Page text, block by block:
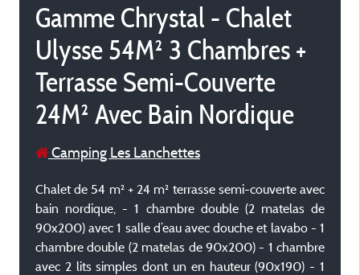
Gamme Chrystal - Chalet
Ulysse 54M² 3 Chambres +
Terrasse Semi-Couverte
24M² Avec Bain Nordique
Camping Les Lanchettes
Chalet de 54 m² + 24 m² terrasse semi-couverte avec
bain nordique, - 1 chambre double (2 matelas de
90x200) avec 1 salle d’eau avec douche et lavabo - 1
chambre double (2 matelas de 90x200) - 1 chambre
avec 2 lits simples dont un en hauteur (90x190) - 1